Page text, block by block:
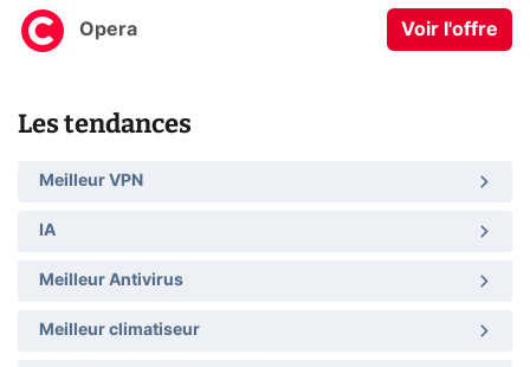
Opera Voir l'offre
Les tendances
Meilleur VPN
IA
Meilleur Antivirus
Meilleur climatiseur